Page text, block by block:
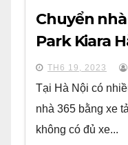
Chuyển
Park Kiara
TH6 19, 2023
Tại Hà Nội có
nhà 365 bằng xe
không có đủ xe...